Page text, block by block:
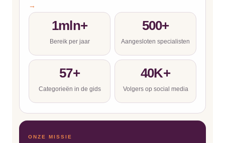
→
1mln+
Bereik per jaar
500+
Aangesloten specialisten
57+
Categorieën in de gids
40K+
Volgers op social media
ONZE MISSIE